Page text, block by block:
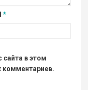
*
сайта в этом
комментариев.